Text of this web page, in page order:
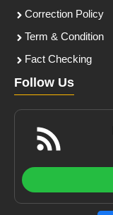
Correction Policy
Term & Condition
Fact Checking
Follow Us